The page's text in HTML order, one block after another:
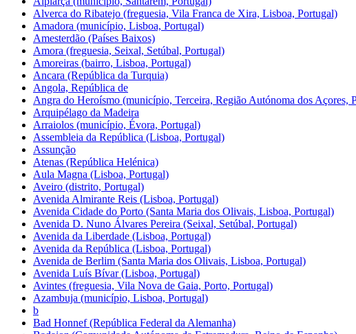
Alverca do Ribatejo (freguesia, Vila Franca de Xira, Lisboa, Portugal)
Amadora (município, Lisboa, Portugal)
Amesterdão (Países Baixos)
Amora (freguesia, Seixal, Setúbal, Portugal)
Amoreiras (bairro, Lisboa, Portugal)
Ancara (República da Turquia)
Angola, República de
Angra do Heroísmo (município, Terceira, Região Autónoma dos Açores,
Arquipélago da Madeira
Arraiolos (município, Évora, Portugal)
Assembleia da República (Lisboa, Portugal)
Assunção
Atenas (República Helénica)
Aula Magna (Lisboa, Portugal)
Aveiro (distrito, Portugal)
Avenida Almirante Reis (Lisboa, Portugal)
Avenida Cidade do Porto (Santa Maria dos Olivais, Lisboa, Portugal)
Avenida D. Nuno Álvares Pereira (Seixal, Setúbal, Portugal)
Avenida da Liberdade (Lisboa, Portugal)
Avenida da República (Lisboa, Portugal)
Avenida de Berlim (Santa Maria dos Olivais, Lisboa, Portugal)
Avenida Luís Bívar (Lisboa, Portugal)
Avintes (freguesia, Vila Nova de Gaia, Porto, Portugal)
Azambuja (município, Lisboa, Portugal)
b
Bad Honnef (República Federal da Alemanha)